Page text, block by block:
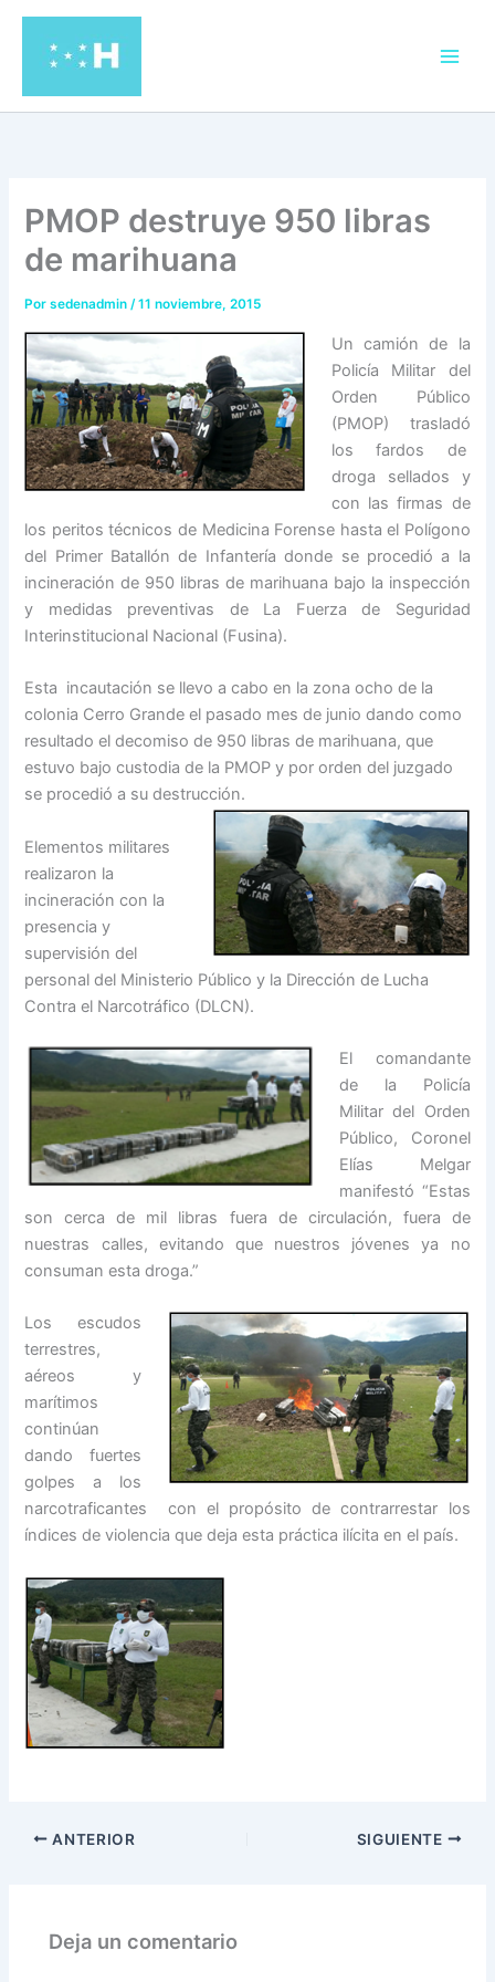
contenido
PMOP destruye 950 libras
de marihuana
Porsedenadmin/11 noviembre, 2015
Un camión de la
Policía Militar del
Orden Público
(PMOP) trasladó
los fardos de
droga sellados y
con las firmas de
los peritos técnicos de Medicina Forense hasta el Polígono
del Primer Batallón de Infantería donde se procedió a la
incineración de 950 libras de marihuana bajo la inspección
y medidas preventivas de La Fuerza de Seguridad
Interinstitucional Nacional (Fusina).
Esta incautación se llevo a cabo en la zona ocho de la
colonia Cerro Grande el pasado mes de junio dando como
resultado el decomiso de 950 libras de marihuana, que
estuvo bajo custodia de la PMOP y por orden del juzgado
se procedió a su destrucción.
Elementos militares
realizaron la
incineración con la
presencia y
supervisión del
personal del Ministerio Público y la Dirección de Lucha
Contra el Narcotráfico (DLCN).
El comandante
de la Policía
Militar del Orden
Público, Coronel
Elías Melgar
manifestó “Estas
son cerca de mil libras fuera de circulación, fuera de
nuestras calles, evitando que nuestros jóvenes ya no
consuman esta droga.”
Los escudos
terrestres,
aéreos y
marítimos
continúan
dando fuertes
golpes a los
narcotraficantes con el propósito de contrarrestar los
índices de violencia que deja esta práctica ilícita en el país.
ANTERIOR SIGUIENTE
Deja un comentario